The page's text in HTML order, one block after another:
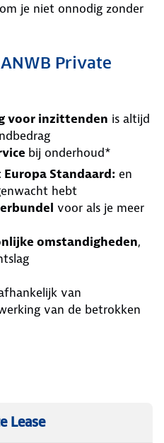
je niet onnodig zonder
Private
voor inzittenden is altijd
bij onderhoud*
Standaard: en
hebt
voor als je meer
omstandigheden,
van
van de betrokken
Lease